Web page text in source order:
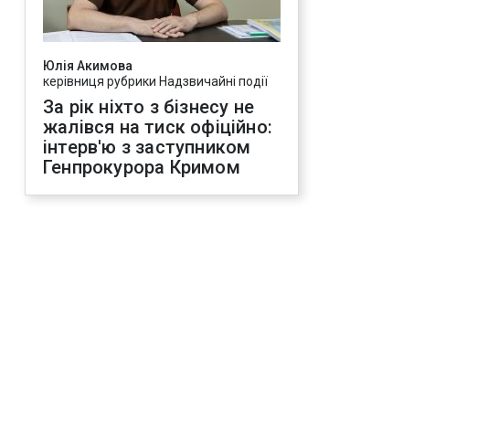
Юлія Акимова
керівниця рубрики Надзвичайні події
За рік ніхто з бізнесу не
жалівся на тиск офіційно:
інтерв'ю з заступником
Генпрокурора Кримом